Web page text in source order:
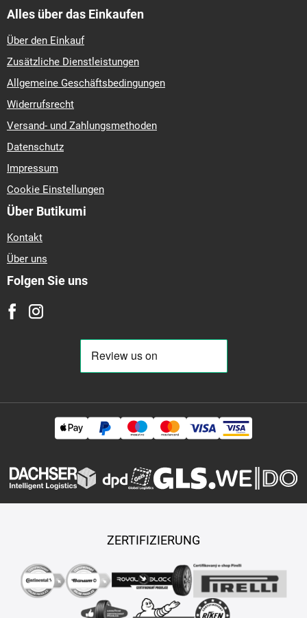
Alles über das Einkaufen
Über den Einkauf
Zusätzliche Dienstleistungen
Allgemeine Geschäftsbedingungen
Widerrufsrecht
Versand- und Zahlungsmethoden
Datenschutz
Impressum
Cookie Einstellungen
Über Butikumi
Kontakt
Über uns
Folgen Sie uns
ZERTIFIZIERUNG